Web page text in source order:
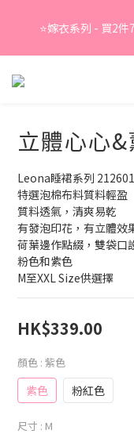
⭐嫁衣系列 - 買2
立體心心
Leona睡裙系列
特選泡棉布料質料輕盈
質料透氣，清爽易乾
有發泡印花，有立體效
荷葉邊作點綴，雙袋口
粉色和紫色
M至XXL Size供選擇
HK$339.00
顏色 : 紫色
紫色 粉紅色
尺寸 : M